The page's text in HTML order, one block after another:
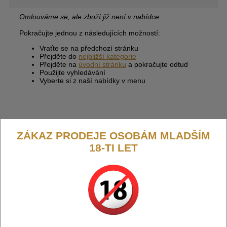
Omlouváme se, ale zboží již není v nabídce.
Pokračujte jednou z následujících možností:
Vraťte se na předchozí stránku
Přejděte do nejbližší kategorie
Přejděte na úvodní stránku a pokračujte odtud
Použijte vyhledávání
Vyberte si z naší nabídky v menu
ZÁKAZ PRODEJE OSOBÁM MLADŠÍM
18-TI LET